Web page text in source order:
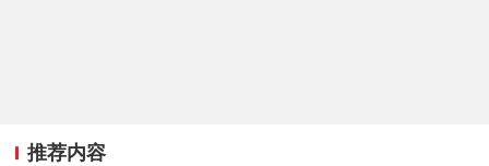
推荐内容